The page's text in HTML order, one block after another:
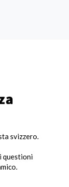
svizzero.
questioni